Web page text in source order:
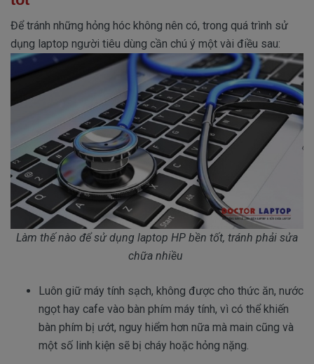
Để tránh những hỏng hóc không nên có, trong quá trình sử
dụng laptop người tiêu dùng cần chú ý một vài điều sau:
Làm thế nào để sử dụng laptop HP bền tốt, tránh phải sửa
chữa nhiều
Luôn giữ máy tính sạch, không được cho thức ăn, nước
ngọt hay cafe vào bàn phím máy tính, vì có thể khiến
bàn phím bị ướt, nguy hiểm hơn nữa mà main cũng và
một số linh kiện sẽ bị cháy hoặc hỏng nặng.